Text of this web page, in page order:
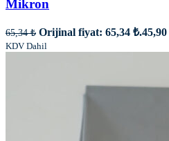
Mikron
65,34₺ Orijinal fiyat: 65,34 ₺.45,90
KDV Dahil